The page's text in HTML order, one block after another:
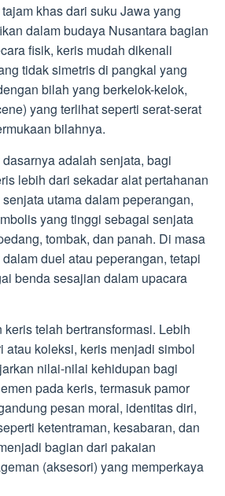
khas dari suku Jawa yang
dalam budaya Nusantara bagian
fisik, keris mudah dikenali
tidak simetris di pangkal yang
bilah yang berkelok-kelok,
yang terlihat seperti serat-serat
bilahnya.
adalah senjata, bagi
lebih dari sekadar alat pertahanan
utama dalam peperangan,
yang tinggi sebagai senjata
tombak, dan panah. Di masa
duel atau peperangan, tetapi
benda sesajian dalam upacara
keris telah bertransformasi. Lebih
atau koleksi, keris menjadi simbol
nilai-nilai kehidupan bagi
pada keris, termasuk pamor
pesan moral, identitas diri,
ketentraman, kesabaran, dan
bagian dari pakaian
(aksesori) yang memperkaya